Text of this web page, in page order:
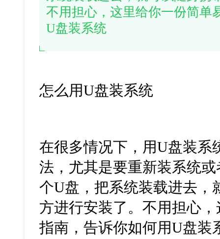
不用担心，这里给你一份简单
U盘装系统
怎么用U盘装系统
在很多情况下，用U盘装系
法，尤其是要重新装系统
个U盘，把系统装载进去，
方进行安装了。不用担心
指南，告诉你如何用U盘装